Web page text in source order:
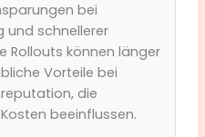
bei
und schnellerer
Rollouts können länger
Vorteile bei
die
beeinflussen.